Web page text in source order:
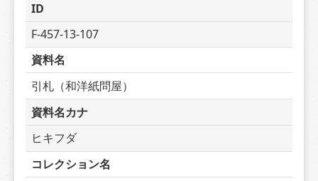
ID
F-457-13-107
資料名
引札（和洋紙問屋）
資料名カナ
ヒキフダ
コレクション名